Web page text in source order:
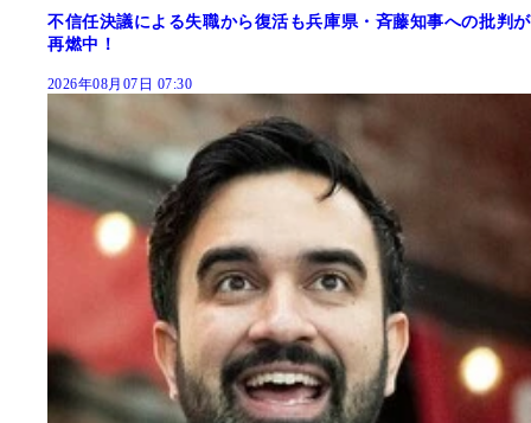
不信任決議による失職から復活も兵庫県・斉藤知事への批判が
再燃中！
2026年08月07日 07:30